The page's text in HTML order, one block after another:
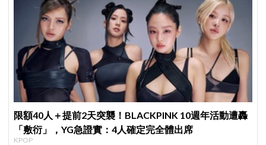
限額40人＋提前2天突襲！BLACKPINK 10週年活動遭轟
「敷衍」，YG急證實：4人確定完全體出席
KPOP